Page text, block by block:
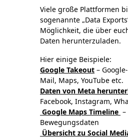
Viele große Plattformen
sogenannte „Data
Möglichkeit, die über
Daten herunterzuladen.
Hier einige Beispiele:
Google Takeout –
Mail, Maps, YouTube etc.
Daten von Meta
Facebook, Instagram,
Google Maps Timeline
Bewegungsdaten
Übersicht zu Social